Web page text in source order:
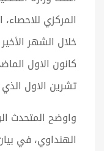
المركزي
تشرين الاول
واوضح المتحدث
الهنداوي، في